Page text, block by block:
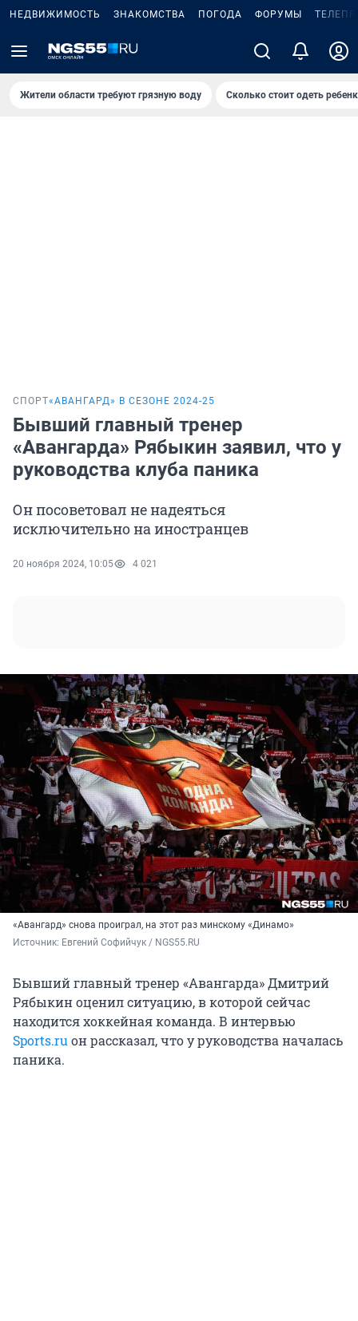
НЕДВИЖИМОСТЬ ЗНАКОМСТВА ПОГОДА ФОРУМЫ
Жители области требуют грязную воду Сколько стоит одеть
СПОРТ«‎АВАНГАРД» В СЕЗОНЕ 2024-25
Бывший главный тренер
«Авангарда» Рябыкин заявил, что у
руководства клуба паника
Он посоветовал не надеяться
исключительно на иностранцев
20 ноября 2024, 10:05 4 021
«Авангард» снова проиграл, на этот раз минскому «Динамо»
Источник: Евгений Софийчук / NGS55.RU
Бывший главный тренер «Авангарда» Дмитрий
Рябыкин оценил ситуацию, в которой сейчас
находится хоккейная команда. В интервью
Sports.ruон рассказал, что у руководства началась
паника.